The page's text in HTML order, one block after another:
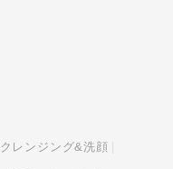
クレンジング&洗顔